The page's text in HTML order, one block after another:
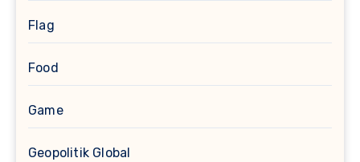
Flag
Food
Game
Geopolitik Global